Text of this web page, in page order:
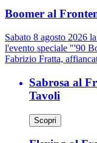
Boomer al
Sabato 8 agosto 2026
l'evento speciale "'90
Fabrizio Fratta,
Sabrosa al
Tavoli
Scopri